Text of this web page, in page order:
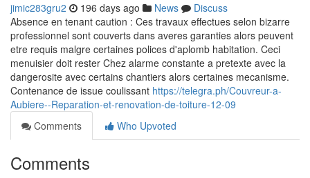
jimic283gru2 196 days ago News
Discuss
Absence en tenant caution : Ces travaux effectues selon bizarre
professionnel sont couverts dans averes garanties alors peuvent
etre requis malgre certaines polices d'aplomb habitation. Ceci
menuisier doit rester Chez alarme constante a pretexte avec la
dangerosite avec certains chantiers alors certaines mecanisme.
Contenance de issue coulissant https://telegra.ph/Couvreur-a-
Aubiere--Reparation-et-renovation-de-toiture-12-09
Comments
Who Upvoted
Comments